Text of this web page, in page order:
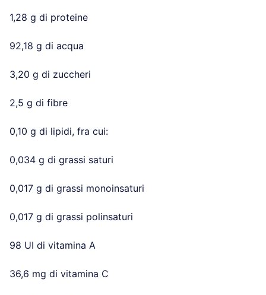
1,28 g di proteine
92,18 g di acqua
3,20 g di zuccheri
2,5 g di fibre
0,10 g di lipidi, fra cui:
0,034 g di grassi saturi
0,017 g di grassi monoinsaturi
0,017 g di grassi polinsaturi
98 UI di vitamina A
36,6 mg di vitamina C